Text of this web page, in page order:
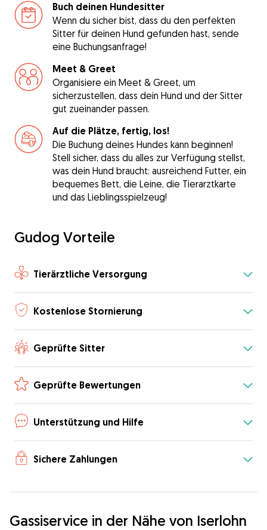
Buch deinen Hundesitter
Wenn du sicher bist, dass du den perfekten
Sitter für deinen Hund gefunden hast, sende
eine Buchungsanfrage!
Meet & Greet
Organisiere ein Meet & Greet, um
sicherzustellen, dass dein Hund und der Sitter
gut zueinander passen.
Auf die Plätze, fertig, los!
Die Buchung deines Hundes kann beginnen!
Stell sicher, dass du alles zur Verfügung stellst,
was dein Hund braucht: ausreichend Futter, ein
bequemes Bett, die Leine, die Tierarztkarte
und das Lieblingsspielzeug!
Gudog Vorteile
Tierärztliche Versorgung
Kostenlose Stornierung
Geprüfte Sitter
Geprüfte Bewertungen
Unterstützung und Hilfe
Sichere Zahlungen
Gassiservice in der Nähe von Iserlohn